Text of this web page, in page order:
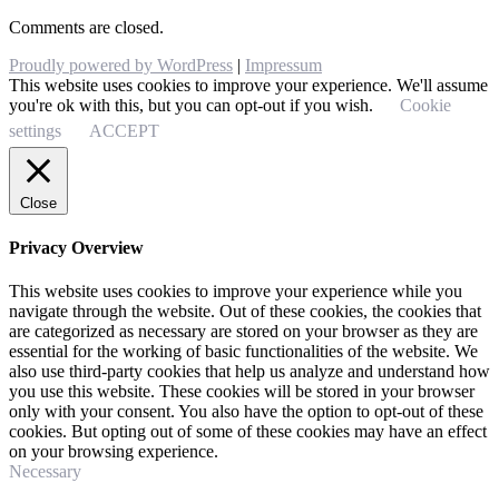
Comments are closed.
Proudly powered by WordPress | Impressum
This website uses cookies to improve your experience. We'll assume
you're ok with this, but you can opt-out if you wish.
Cookie
settings
ACCEPT
Close
Privacy Overview
This website uses cookies to improve your experience while you
navigate through the website. Out of these cookies, the cookies that
are categorized as necessary are stored on your browser as they are
essential for the working of basic functionalities of the website. We
also use third-party cookies that help us analyze and understand how
you use this website. These cookies will be stored in your browser
only with your consent. You also have the option to opt-out of these
cookies. But opting out of some of these cookies may have an effect
on your browsing experience.
Necessary